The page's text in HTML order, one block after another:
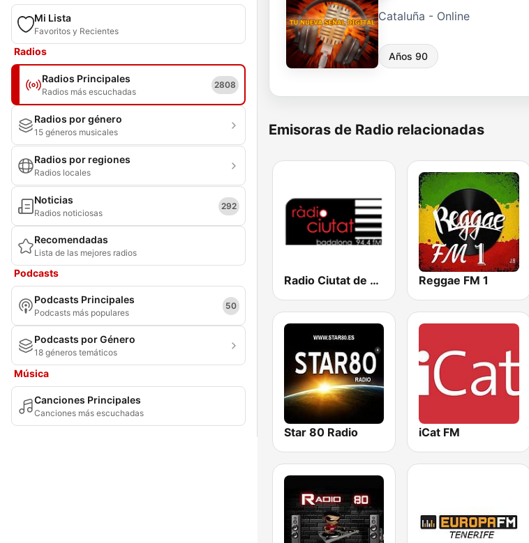
Mi Lista
Favoritos y Recientes
Radios
Radios Principales
Radios más escuchadas
2808
Radios por género
15 géneros musicales
Radios por regiones
Radios locales
Noticias
Radios noticiosas
292
Recomendadas
Lista de las mejores radios
Podcasts
Podcasts Principales
Podcasts más populares
50
Podcasts por Género
18 géneros temáticos
Música
Canciones Principales
Canciones más escuchadas
Cataluña - Online
Años 90
Emisoras de Radio relacionadas
Radio Ciutat de Badalona 94.4 Reggae FM 1
Star 80 Radio iCat FM